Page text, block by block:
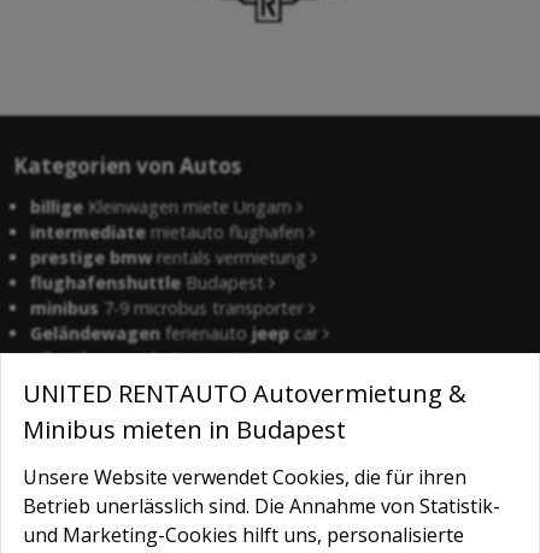
Kategorien von Autos
billige Kleinwagen miete Ungarn
intermediate mietauto flughafen
prestige bmwrentals vermietung
flughafenshuttle Budapest
minibus 7-9 microbus transporter
Geländewagen ferienautojeep car
günstiger preisAutorent
langemiete Ungarn auto flotte
pkw &lkw Lieferwagen
monatensonderangebot leihwagen
schwechat-wienAuto Lieferung
UNITED RENTAUTO Autovermietung &
Minibus mieten in Budapest
Unsere Website verwendet Cookies, die für ihren
Betrieb unerlässlich sind. Die Annahme von Statistik-
und Marketing-Cookies hilft uns, personalisierte